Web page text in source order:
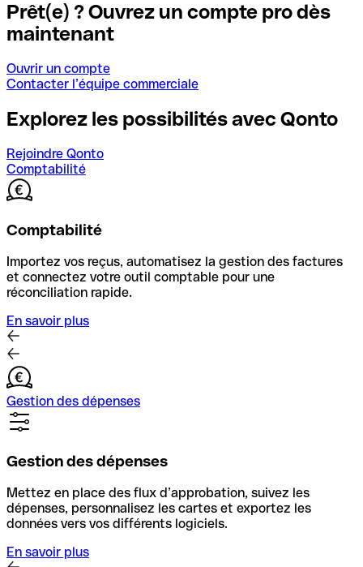
Prêt(e) ? Ouvrez un compte pro dès
maintenant
Ouvrir un compte
Contacter l’équipe commerciale
Explorez les possibilités avec Qonto
Rejoindre Qonto
Comptabilité
Comptabilité
Importez vos reçus, automatisez la gestion des factures
et connectez votre outil comptable pour une
réconciliation rapide.
En savoir plus
Gestion des dépenses
Gestion des dépenses
Mettez en place des flux d’approbation, suivez les
dépenses, personnalisez les cartes et exportez les
données vers vos différents logiciels.
En savoir plus